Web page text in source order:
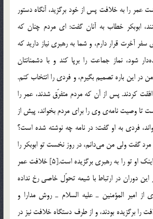
عمر را به خلافت پس از خود برگزيد، آنگاه دستور
ابوبكر خطاب به آنان گفت: اي مردم چنان كه
سفر آخرت قرار دارم، و شما به رهبري نياز داريد كه
شود، نماز جماعت را برپا كند و با دشمنانتان
در اين باره تصميم بگيرم، و فردي را انتخاب كنم.
كردند. پس از آن كه مردم متفرّق شدند، عمر را
تا وصيت نامه‌ي وي را براي مردم بخواند، پيش از
فردي به او گفت: در نامه چه نوشته شده است؟
گفت ولي من مي‌دانم، در روز نخست تو ابوبكر را
به رهبري برگزيدي، و اينك او تو را به رهبري برگزيده است.[5] خلافت عمر
دوران در ارتباط با شيعه تحوّل خاصي رخ نداده
از امير المؤمنين ـ عليه السلام ـ روش مدارا و
را برگزيده بودند، و از طرف دستگاه خلافت نيز در